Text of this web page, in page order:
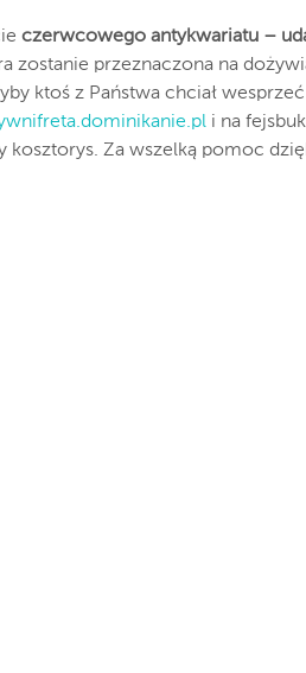
czerwcowego antykwariatu –
zostanie przeznaczona na
ktoś z Państwa chciał
i na
kosztorys. Za wszelką pomoc